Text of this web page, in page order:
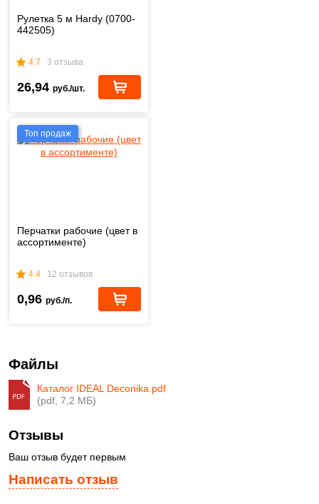
Рулетка 5 м Hardy (0700-
442505)
4.7 3 отзыва
26,94 руб./шт.
Топ продаж
Перчатки рабочие (цвет в
ассортименте)
4.4 12 отзывов
0,96 руб./п.
Файлы
Каталог IDEAL Deconika.pdf
(pdf, 7,2 МБ)
Написать отзыв
Отзывы
Ваш отзыв будет первым